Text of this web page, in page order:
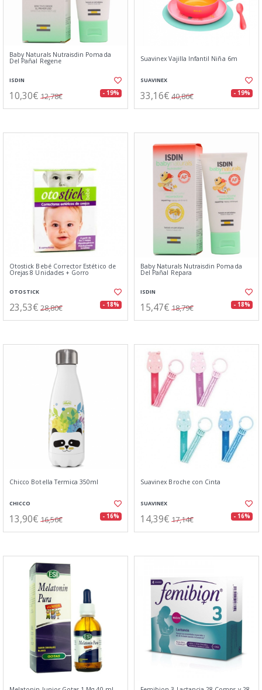
Baby Naturals Nutraisdin Pomada
Del Pañal Regene
ISDIN
10,30€ 12,78€ - 19%
Suavinex Vajilla Infantil Niña 6m
SUAVINEX
33,16€ 40,86€ - 19%
Otostick Bebé Corrector Estético de
Orejas 8 Unidades + Gorro
OTOSTICK
23,53€ 28,80€ - 18%
Baby Naturals Nutraisdin Pomada
Del Pañal Repara
ISDIN
15,47€ 18,79€ - 18%
Chicco Botella Termica 350ml
CHICCO
13,90€ 16,56€ - 16%
Suavinex Broche con Cinta
SUAVINEX
14,39€ 17,14€ - 16%